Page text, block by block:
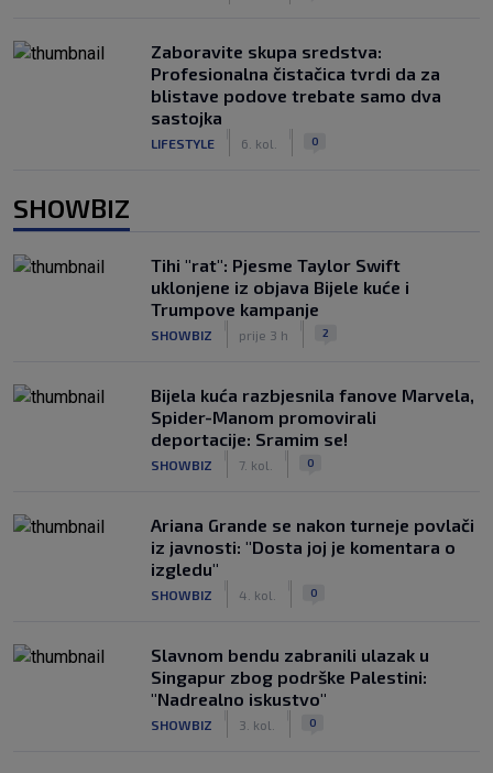
Zaboravite skupa sredstva:
Profesionalna čistačica tvrdi da za
blistave podove trebate samo dva
sastojka
LIFESTYLE 6. kol. 0
SHOWBIZ
Tihi "rat": Pjesme Taylor Swift
uklonjene iz objava Bijele kuće i
Trumpove kampanje
SHOWBIZ prije 3 h 2
Bijela kuća razbjesnila fanove Marvela,
Spider-Manom promovirali
deportacije: Sramim se!
SHOWBIZ 7. kol. 0
Ariana Grande se nakon turneje povlači
iz javnosti: "Dosta joj je komentara o
izgledu"
SHOWBIZ 4. kol. 0
Slavnom bendu zabranili ulazak u
Singapur zbog podrške Palestini:
"Nadrealno iskustvo"
SHOWBIZ 3. kol. 0